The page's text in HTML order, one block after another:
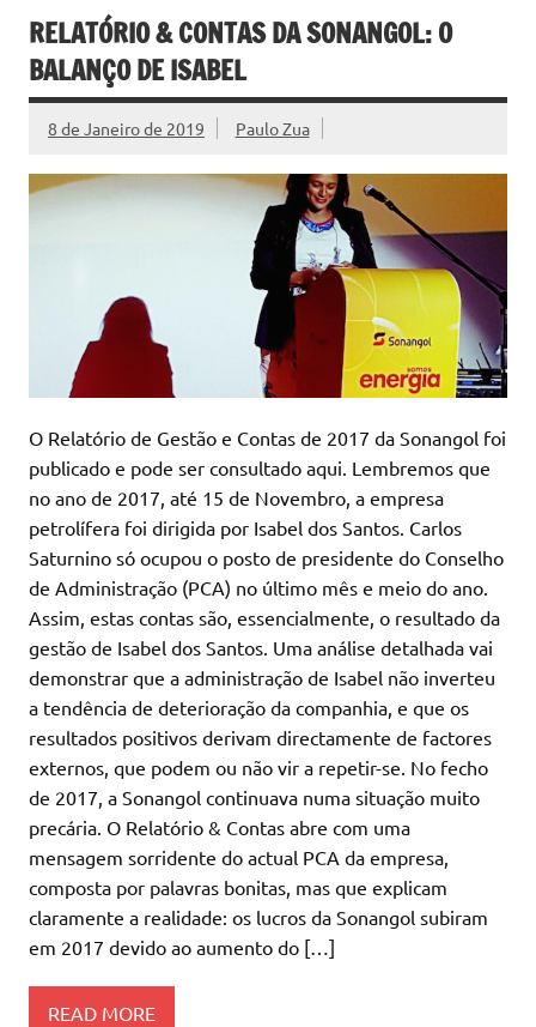
RELATÓRIO & CONTAS DA SONANGOL: O
BALANÇO DE ISABEL
8 de Janeiro de 2019 Paulo Zua
O Relatório de Gestão e Contas de 2017 da Sonangol foi
publicado e pode ser consultado aqui. Lembremos que
no ano de 2017, até 15 de Novembro, a empresa
petrolífera foi dirigida por Isabel dos Santos. Carlos
Saturnino só ocupou o posto de presidente do Conselho
de Administração (PCA) no último mês e meio do ano.
Assim, estas contas são, essencialmente, o resultado da
gestão de Isabel dos Santos. Uma análise detalhada vai
demonstrar que a administração de Isabel não inverteu
a tendência de deterioração da companhia, e que os
resultados positivos derivam directamente de factores
externos, que podem ou não vir a repetir-se. No fecho
de 2017, a Sonangol continuava numa situação muito
precária. O Relatório & Contas abre com uma
mensagem sorridente do actual PCA da empresa,
composta por palavras bonitas, mas que explicam
claramente a realidade: os lucros da Sonangol subiram
em 2017 devido ao aumento do […]
READ MORE